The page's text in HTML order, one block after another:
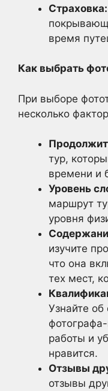
Страховка:
время
Как выбрать
При выборе
несколько
тур,
времени и
Уровень
маршрут
уровня
изучите
что она
тех мест,
Узнайте
работы и
нравится.
Отзывы
отзывы